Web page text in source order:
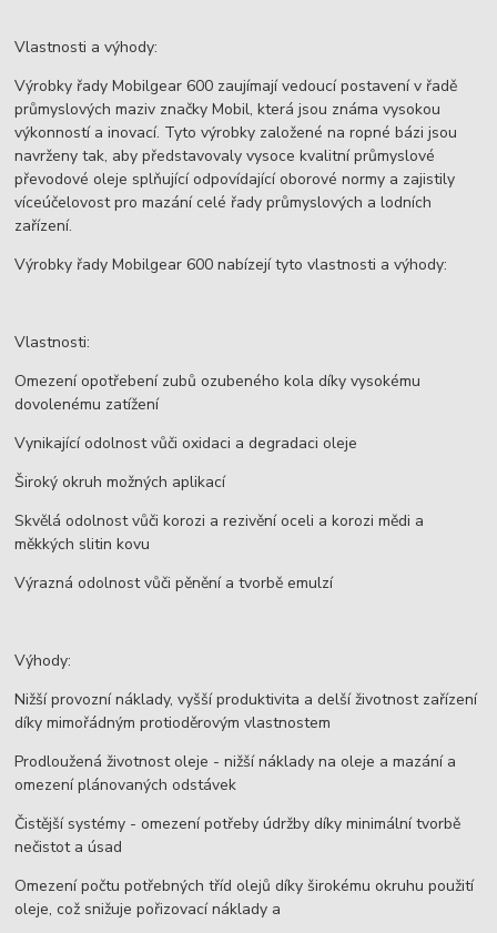
Vlastnosti a výhody:
Výrobky řady Mobilgear 600 zaujímají vedoucí postavení v řadě
průmyslových maziv značky Mobil, která jsou známa vysokou
výkonností a inovací. Tyto výrobky založené na ropné bázi jsou
navrženy tak, aby představovaly vysoce kvalitní průmyslové
převodové oleje splňující odpovídající oborové normy a zajistily
víceúčelovost pro mazání celé řady průmyslových a lodních
zařízení.
Výrobky řady Mobilgear 600 nabízejí tyto vlastnosti a výhody:
Vlastnosti:
Omezení opotřebení zubů ozubeného kola díky vysokému
dovolenému zatížení
Vynikající odolnost vůči oxidaci a degradaci oleje
Široký okruh možných aplikací
Skvělá odolnost vůči korozi a rezivění oceli a korozi mědi a
měkkých slitin kovu
Výrazná odolnost vůči pěnění a tvorbě emulzí
Výhody:
Nižší provozní náklady, vyšší produktivita a delší životnost zařízení
díky mimořádným protioděrovým vlastnostem
Prodloužená životnost oleje - nižší náklady na oleje a mazání a
omezení plánovaných odstávek
Čistější systémy - omezení potřeby údržby díky minimální tvorbě
nečistot a úsad
Omezení počtu potřebných tříd olejů díky širokému okruhu použití
oleje, což snižuje pořizovací náklady a